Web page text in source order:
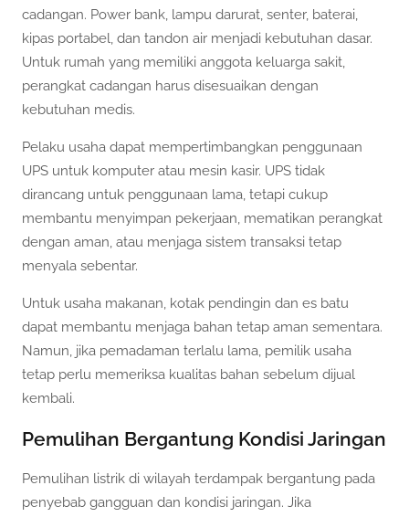
cadangan. Power bank, lampu darurat, senter, baterai,
kipas portabel, dan tandon air menjadi kebutuhan dasar.
Untuk rumah yang memiliki anggota keluarga sakit,
perangkat cadangan harus disesuaikan dengan
kebutuhan medis.
Pelaku usaha dapat mempertimbangkan penggunaan
UPS untuk komputer atau mesin kasir. UPS tidak
dirancang untuk penggunaan lama, tetapi cukup
membantu menyimpan pekerjaan, mematikan perangkat
dengan aman, atau menjaga sistem transaksi tetap
menyala sebentar.
Untuk usaha makanan, kotak pendingin dan es batu
dapat membantu menjaga bahan tetap aman sementara.
Namun, jika pemadaman terlalu lama, pemilik usaha
tetap perlu memeriksa kualitas bahan sebelum dijual
kembali.
Pemulihan Bergantung Kondisi Jaringan
Pemulihan listrik di wilayah terdampak bergantung pada
penyebab gangguan dan kondisi jaringan. Jika